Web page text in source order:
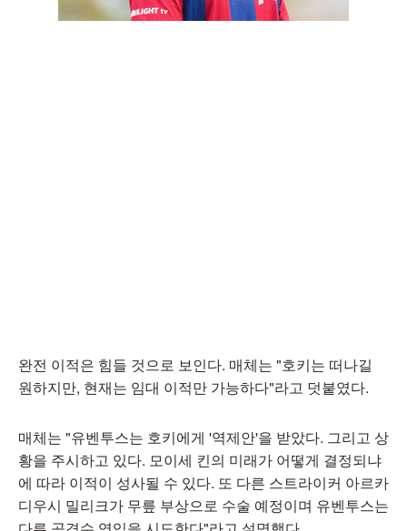
완전 이적은 힘들 것으로 보인다. 매체는 "호키는 떠나길
원하지만, 현재는 임대 이적만 가능하다"라고 덧붙였다.
매체는 "유벤투스는 호키에게 '역제안'을 받았다. 그리고 상
황을 주시하고 있다. 모이세 킨의 미래가 어떻게 결정되냐
에 따라 이적이 성사될 수 있다. 또 다른 스트라이커 아르카
디우시 밀리크가 무릎 부상으로 수술 예정이며 유벤투스는